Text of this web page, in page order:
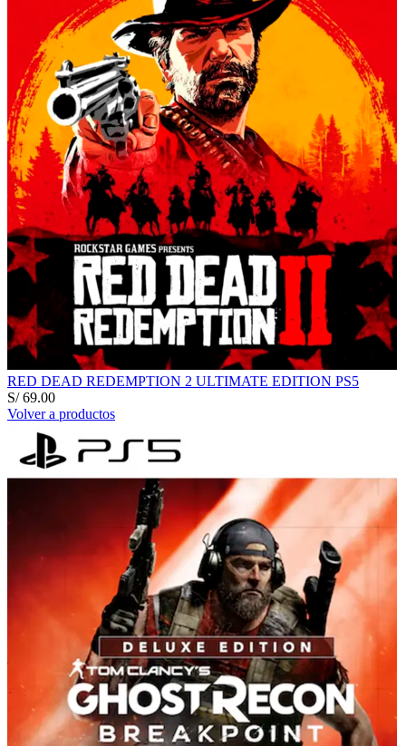
RED DEAD REDEMPTION 2 ULTIMATE EDITION PS5
S/69.00
Volver a productos